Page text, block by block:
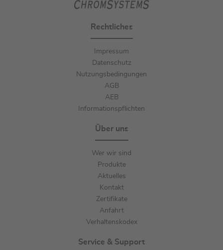
Rechtliches
Impressum
Datenschutz
Nutzungsbedingungen
AGB
AEB
Informationspflichten
Über uns
Wer wir sind
Produkte
Aktuelles
Kontakt
Zertifikate
Anfahrt
Verhaltenskodex
Service & Support